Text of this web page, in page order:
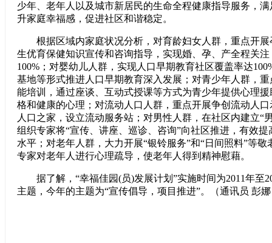
少年、老年人以及城市新居民的生命全程健康指导服务，
升家庭幸福感，促进社区和谐稳定。
根据区域内家庭状况分析，对育龄妇女人群，重点开展
生优育保健知识宣传和咨询指导，实现婚、孕、产全程关
100%；对婴幼儿人群，实现人口早期教育社区覆盖率达
基地等形式推进人口早期教育深入发展；对青少年人群，
能培训，通过座谈、互动式授课等方式为青少年提供心理
格和健康的心理；对流动人口人群，重点开展争创流动人
人口之家，设立流动服务站；对男性人群，在社区内建立“
组织专家将“宣传、讲座、巡诊、咨询”向社区推进，有效
水平；对老年人群，大力开展“银铃服务”和“日间照料”等
专家对老年人进行心理疏导，使老年人得到精神慰藉。
据了解，“幸福佳园(员)发展计划”实施时间为2011年至
主题，今年的主题为“宣传倡导，项目推进”。（通讯员 彭